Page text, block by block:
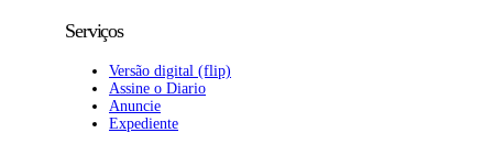
Serviços
Versão digital (flip)
Assine o Diario
Anuncie
Expediente